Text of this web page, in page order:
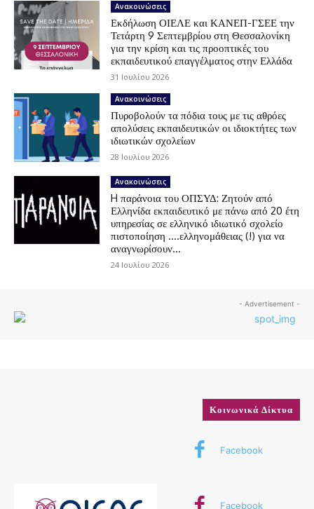
Ανακοινώσεις
Εκδήλωση ΟΙΕΛΕ και ΚΑΝΕΠ-ΓΣΕΕ την
Τετάρτη 9 Σεπτεμβρίου στη Θεσσαλονίκη
για την κρίση και τις προοπτικές του
εκπαιδευτικού επαγγέλματος στην Ελλάδα
31 Ιουλίου 2026
Ανακοινώσεις
Πυροβολούν τα πόδια τους με τις αθρόες
απολύσεις εκπαιδευτικών οι ιδιοκτήτες των
ιδιωτικών σχολείων
28 Ιουλίου 2026
Ανακοινώσεις
H παράνοια του ΟΠΣΥΔ: Ζητούν από
Ελληνίδα εκπαιδευτικό με πάνω από 20 έτη
υπηρεσίας σε ελληνικό ιδιωτικό σχολείο
πιστοποίηση ….ελληνομάθειας (!) για να
αναγνωρίσουν...
24 Ιουλίου 2026
- Advertisement -
Κοινωνικά Δίκτυα
Facebook
Facebook